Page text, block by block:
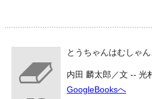
とうちゃんはむしゃ
内田 麟太郎／文 -- 光
GoogleBooksへ